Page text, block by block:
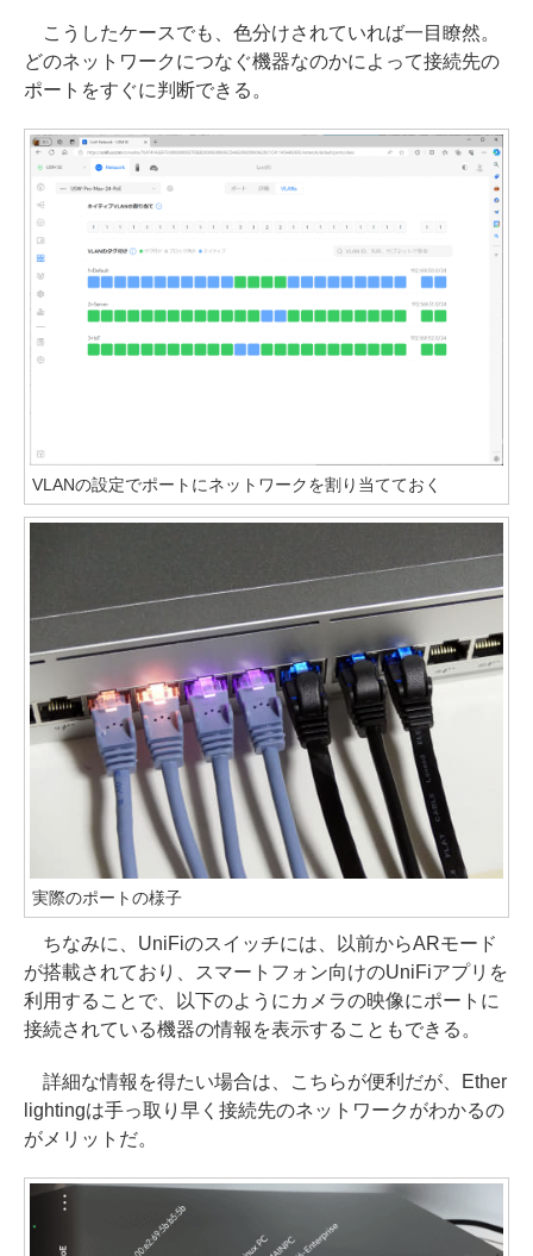
こうしたケースでも、色分けされていれば一目瞭然。
どのネットワークにつなぐ機器なのかによって接続先の
ポートをすぐに判断できる。
VLANの設定でポートにネットワークを割り当てておく
実際のポートの様子
ちなみに、UniFiのスイッチには、以前からARモード
が搭載されており、スマートフォン向けのUniFiアプリを
利用することで、以下のようにカメラの映像にポートに
接続されている機器の情報を表示することもできる。
詳細な情報を得たい場合は、こちらが便利だが、Ether
lightingは手っ取り早く接続先のネットワークがわかるの
がメリットだ。